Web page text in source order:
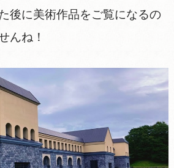
後に美術作品をご覧になるの
んね！